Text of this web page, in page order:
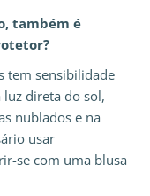
também é
tem sensibilidade
luz direta do sol,
nublados e na
usar
se com uma blusa